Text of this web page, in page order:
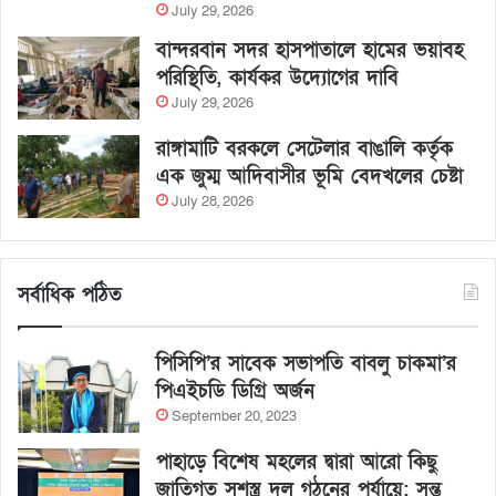
July 29, 2026
বান্দরবান সদর হাসপাতালে হামের ভয়াবহ
পরিস্থিতি, কার্যকর উদ্যোগের দাবি
July 29, 2026
রাঙ্গামাটি বরকলে সেটেলার বাঙালি কর্তৃক
এক জুম্ম আদিবাসীর ভূমি বেদখলের চেষ্টা
July 28, 2026
সর্বাধিক পঠিত
পিসিপি’র সাবেক সভাপতি বাবলু চাকমা’র
পিএইচডি ডিগ্রি অর্জন
September 20, 2023
পাহাড়ে বিশেষ মহলের দ্বারা আরো কিছু
জাতিগত সশস্ত্র দল গঠনের পর্যায়ে: সন্তু